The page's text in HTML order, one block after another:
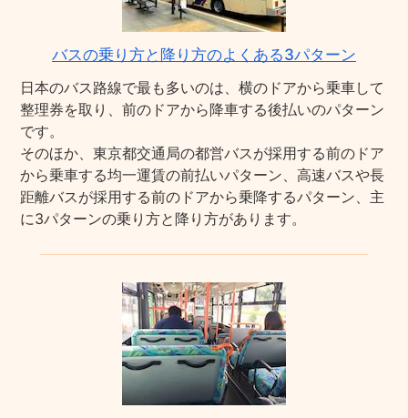
バスの乗り方と降り方のよくある3パターン
日本のバス路線で最も多いのは、横のドアから乗車して
整理券を取り、前のドアから降車する後払いのパターン
です。
そのほか、東京都交通局の都営バスが採用する前のドア
から乗車する均一運賃の前払いパターン、高速バスや長
距離バスが採用する前のドアから乗降するパターン、主
に3パターンの乗り方と降り方があります。